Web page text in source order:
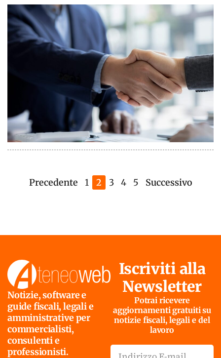
Precedente 1 2 3 4 5 Successivo
Notizie, software e
guide fiscali, legali e
amministrative per
commercialisti,
consulenti e
professionisti.
Iscriviti alla
Newsletter
Potrai ricevere
aggiornamenti gratuiti su
notizie fiscali, legali e del
lavoro